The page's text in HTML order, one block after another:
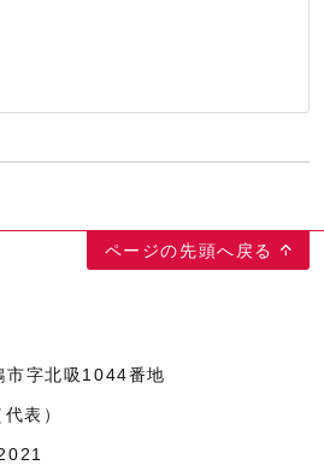
ページの先頭へ戻る
市字北吸1044番地
代表）